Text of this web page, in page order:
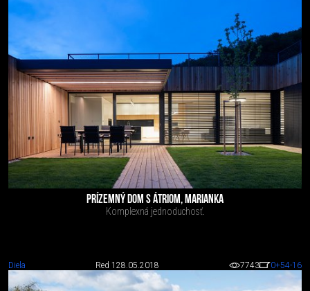
PRÍZEMNÝ DOM S ÁTRIOM, MARIANKA
Komplexná jednoduchosť.
Diela Red 1 28.05.2018 7743 0+54-16